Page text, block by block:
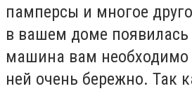
памперсы и многое
в вашем доме появилась
машина вам необходимо
ней очень бережно. Так